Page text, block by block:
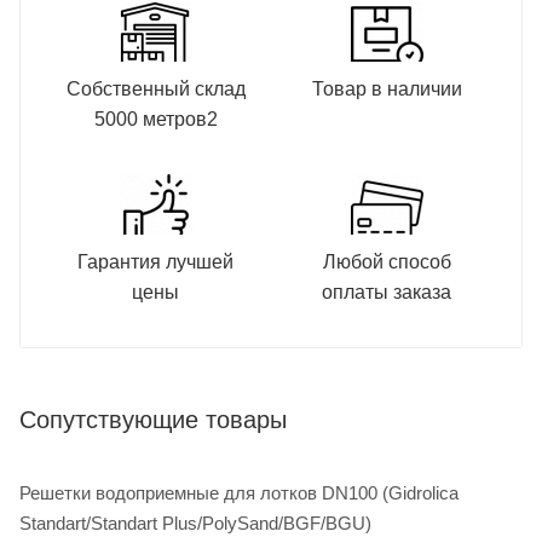
Собственный склад
5000 метров2
Товар в наличии
Гарантия лучшей
цены
Любой способ
оплаты заказа
Сопутствующие товары
Решетки водоприемные для лотков DN100 (Gidrolica
Standart/Standart Plus/PolySand/BGF/BGU)